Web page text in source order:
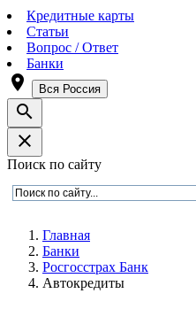
Кредитные карты
Статьи
Вопрос / Ответ
Банки
room Вся Россия
search
close
Поиск по сайту
Главная
Банки
Росгосстрах Банк
Автокредиты